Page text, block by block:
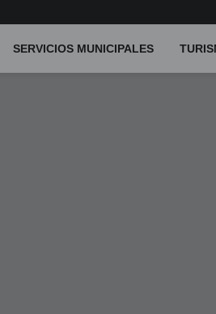
SERVICIOS MUNICIPALES